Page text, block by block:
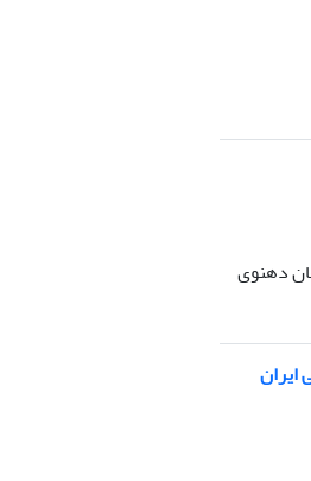
دهنوی
ایران